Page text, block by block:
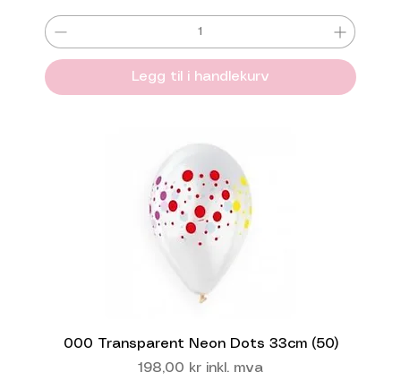
Legg til i handlekurv
000 Transparent Neon Dots 33cm (50)
Pris
198,00 kr inkl. mva